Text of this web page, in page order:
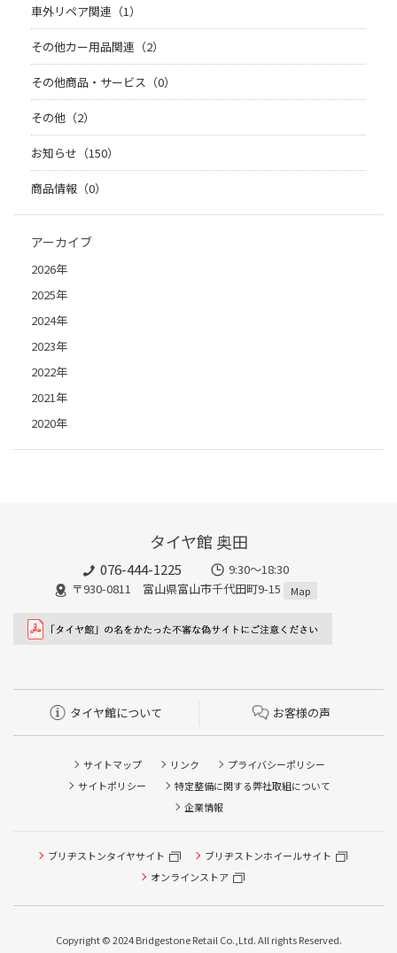
車外リペア関連（1）
その他カー用品関連（2）
その他商品・サービス（0）
その他（2）
お知らせ（150）
商品情報（0）
アーカイブ
2026年
2025年
2024年
2023年
2022年
2021年
2020年
タイヤ館 奥田
076-444-1225
9:30～18:30
〒930-0811 富山県富山市千代田町9-15
Map
タイヤ館について お客様の声
サイトマップ リンク
プライバシーポリシー
サイトポリシー
特定整備に関する弊社取組について
企業情報
ブリヂストンタイヤサイト
ブリヂストンホイールサイト
オンラインストア
Copyright © 2024 Bridgestone Retail Co.,Ltd. All rights Reserved.
ピット作業の予約